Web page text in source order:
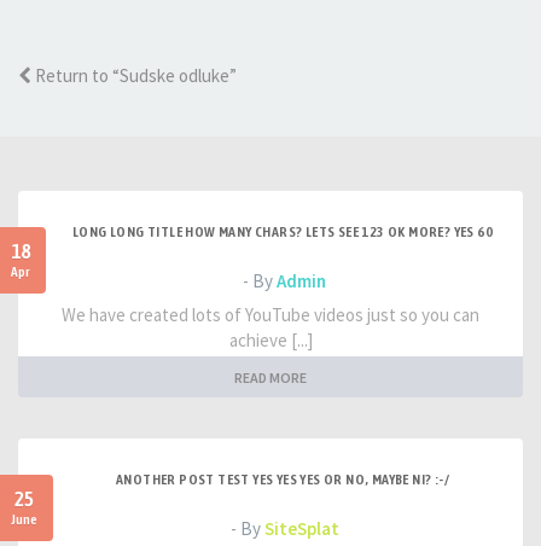
Return to “Sudske odluke”
18
Apr
LONG LONG TITLE HOW MANY CHARS? LETS SEE 123 OK MORE? YES 60
- ByAdmin
We have created lots of YouTube videos just so you can
achieve [...]
READ MORE
25
June
ANOTHER POST TEST YES YES YES OR NO, MAYBE NI? :-/
- BySiteSplat